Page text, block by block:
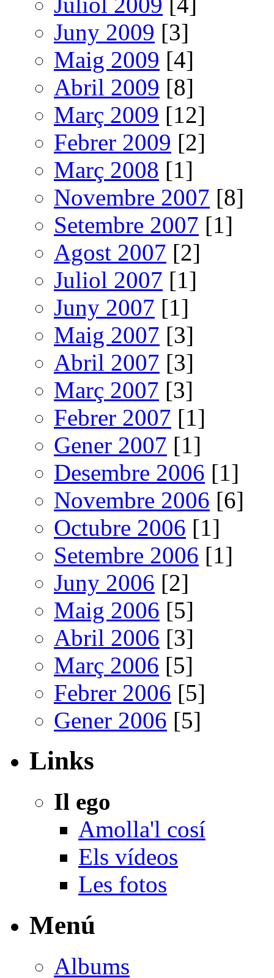
Juny 2009 [3]
Maig 2009 [4]
Abril 2009 [8]
Març 2009 [12]
Febrer 2009 [2]
Març 2008 [1]
Novembre 2007 [8]
Setembre 2007 [1]
Agost 2007 [2]
Juliol 2007 [1]
Juny 2007 [1]
Maig 2007 [3]
Abril 2007 [3]
Març 2007 [3]
Febrer 2007 [1]
Gener 2007 [1]
Desembre 2006 [1]
Novembre 2006 [6]
Octubre 2006 [1]
Setembre 2006 [1]
Juny 2006 [2]
Maig 2006 [5]
Abril 2006 [3]
Març 2006 [5]
Febrer 2006 [5]
Gener 2006 [5]
Links
Il ego
Amolla'l cosí
Els vídeos
Les fotos
Menú
Albums